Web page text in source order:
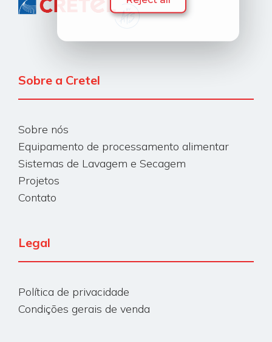
Sobre a Cretel
Sobre nós
Equipamento de processamento alimentar
Sistemas de Lavagem e Secagem
Projetos
Contato
Legal
Política de privacidade
Condições gerais de venda